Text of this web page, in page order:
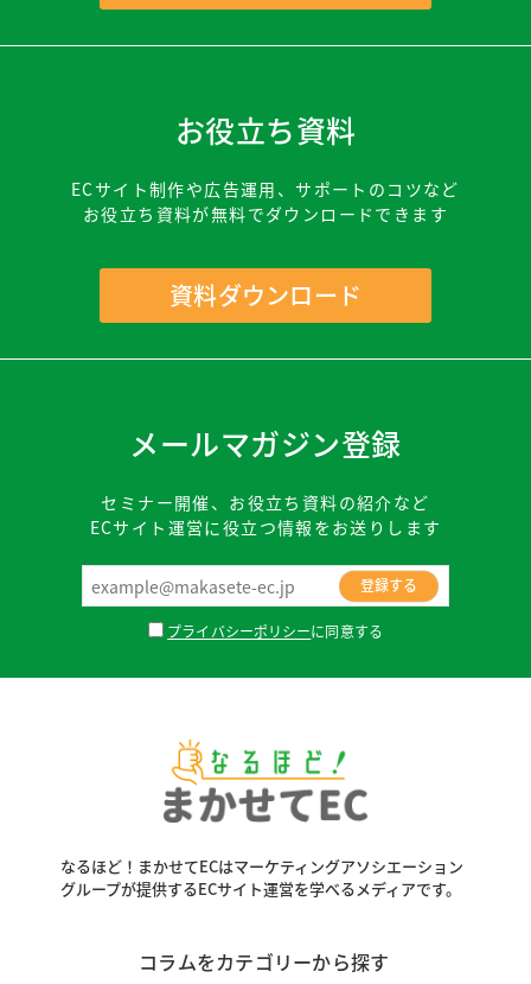
お役立ち資料
ECサイト制作や広告運用、サポートのコツなど
お役立ち資料が無料でダウンロードできます
資料ダウンロード
メールマガジン登録
セミナー開催、お役立ち資料の紹介など
ECサイト運営に役立つ情報をお送りします
プライバシーポリシーに同意する
なるほど！まかせてECはマーケティングアソシエーション
グループが提供するECサイト運営を学べるメディアです。
コラムをカテゴリーから探す